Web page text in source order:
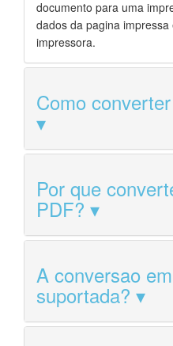
documento para uma
dados da pagina
impressora.
Como
Por que
PDF?
A conversao
suportada?